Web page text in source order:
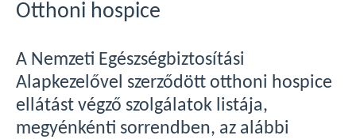
Otthoni hospice
A Nemzeti Egészségbiztosítási
Alapkezelővel szerződött otthoni hospice
ellátást végző szolgálatok listája,
megyénkénti sorrendben, az alábbi